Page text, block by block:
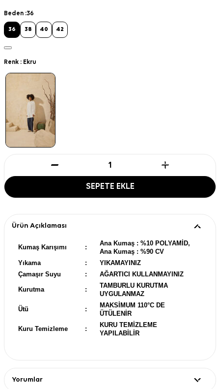
Beden :36
36 38 40 42
Renk : Ekru
SEPETE EKLE
Ürün Açıklaması
Kumaş Karışımı :
Ana Kumaş : %10 POLYAMİD,
Ana Kumaş : %90 CV
Yıkama
:
YIKAMAYINIZ
Çamaşır Suyu
: AĞARTICI KULLANMAYINIZ
Kurutma :
TAMBURLU KURUTMA
UYGULANMAZ
Ütü :
MAKSİMUM 110°C DE
ÜTÜLENİR
Kuru Temizleme :
KURU TEMİZLEME
YAPILABİLİR
Yorumlar